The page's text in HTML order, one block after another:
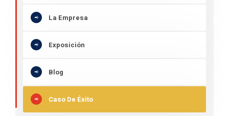
La Empresa
Exposición
Blog
Caso De Éxito